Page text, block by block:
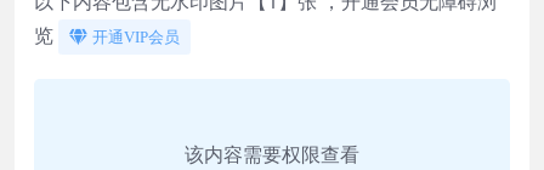
览
开通VIP会员
该内容需要权限查看